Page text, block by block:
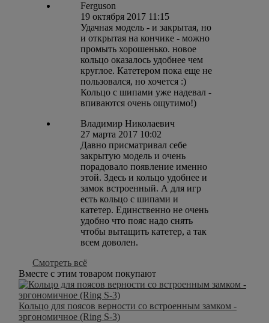
Ferguson
19 октября 2017 11:15
Удачная модель - и закрытая, но
и открытая на кончике - можно
промыть хорошенько. новое
кольцо оказалось удобнее чем
круглое. Катетером пока еще не
пользовался, но хочется :)
Кольцо с шипами уже надевал -
впиваются очень ощутимо!)
Владимир Николаевич
27 марта 2017 10:02
Давно присматривал себе
закрытую модель и очень
порадовало появление именно
этой. Здесь и кольцо удобнее и
замок встроенный. А для игр
есть кольцо с шипами и
катетер. Единственно не очень
удобно что пояс надо снять
чтобы вытащить катетер, а так
всем доволен.
Смотреть всё
Вместе с этим товаром покупают
Кольцо для поясов верности со встроенным замком -
эргономичное (Ring S-3)